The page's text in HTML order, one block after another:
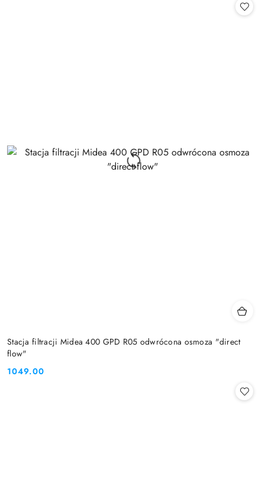
Stacja filtracji Midea 400 GPD R05 odwrócona osmoza "direct
flow"
Cena:
1049.00